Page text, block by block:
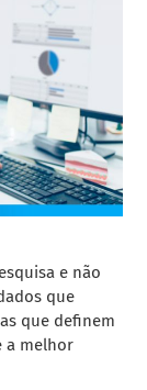
e não
que
que definem
a melhor